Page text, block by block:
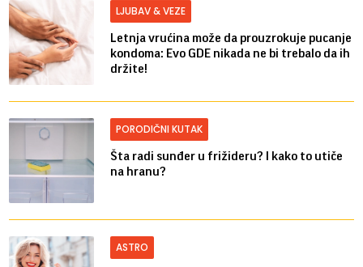
LJUBAV & VEZE
Letnja vrućina može da prouzrokuje pucanje
kondoma: Evo GDE nikada ne bi trebalo da ih
držite!
PORODIČNI KUTAK
Šta radi sunđer u frižideru? I kako to utiče
na hranu?
ASTRO